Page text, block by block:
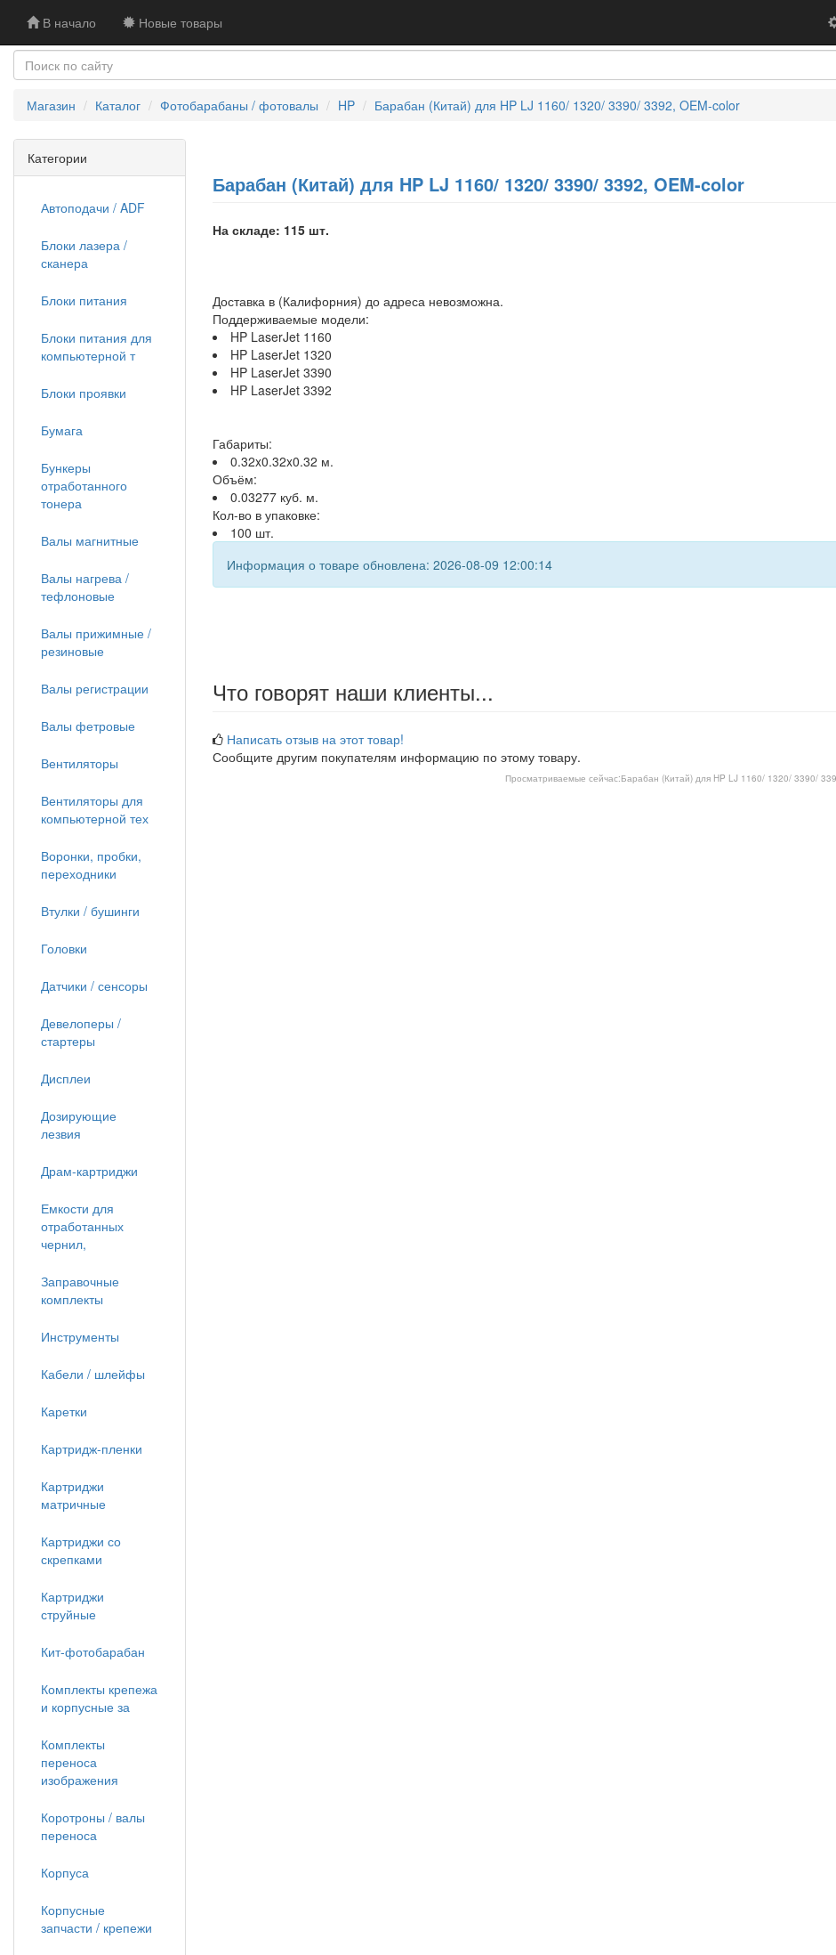
В начало Новые товары
Магазин Каталог Фотобарабаны / фотовалы HP Барабан (Китай) для HP LJ 1160/ 1320/ 3390/ 3392, OEM-color
Барабан (Китай) для HP LJ 1160/ 1320/ 3390/ 3392, OEM-color
На складе: 115 шт.
Доставка в (Калифорния) до адреса невозможна.
Поддерживаемые модели:
HP LaserJet 1160
HP LaserJet 1320
HP LaserJet 3390
HP LaserJet 3392
Габариты:
0.32x0.32x0.32 м.
Объём:
0.03277 куб. м.
Кол-во в упаковке:
100 шт.
Информация о товаре обновлена: 2026-08-09 12:00:14
Что говорят наши клиенты...
Написать отзыв на этот товар!
Сообщите другим покупателям информацию по этому товару.
Просматриваемые сейчас:Барабан (Китай) для HP LJ 1160/ 1320/ 3390/
Категории
Автоподачи / ADF
Блоки лазера /
сканера
Блоки питания
Блоки питания для
компьютерной т
Блоки проявки
Бумага
Бункеры
отработанного
тонера
Валы магнитные
Валы нагрева /
тефлоновые
Валы прижимные /
резиновые
Валы регистрации
Валы фетровые
Вентиляторы
Вентиляторы для
компьютерной тех
Воронки, пробки,
переходники
Втулки / бушинги
Головки
Датчики / сенсоры
Девелоперы /
стартеры
Дисплеи
Дозирующие
лезвия
Драм-картриджи
Емкости для
отработанных
чернил,
Заправочные
комплекты
Инструменты
Кабели / шлейфы
Каретки
Картридж-пленки
Картриджи
матричные
Картриджи со
скрепками
Картриджи
струйные
Кит-фотобарабан
Комплекты крепежа
и корпусные за
Комплекты
переноса
изображения
Коротроны / валы
переноса
Корпуса
Корпусные
запчасти / крепежи